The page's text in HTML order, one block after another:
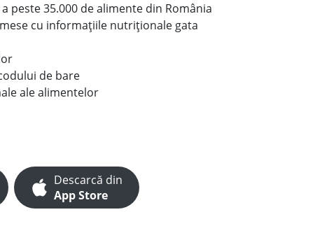
peste 35.000 de alimente din România
cu informațiile nutriționale gata
de bare
ale alimentelor
Descarcă din
App Store